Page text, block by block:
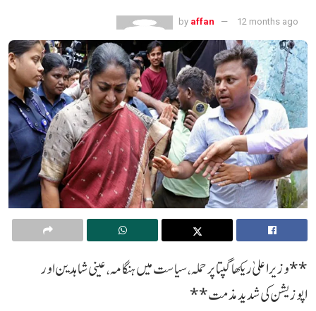
by affan 12 months ago
**وزیر اعلیٰ ریکھا گپتا پر حملہ، سیاست میں ہنگامہ، عینی شاہدین اور
اپوزیشن کی شدید مذمت**